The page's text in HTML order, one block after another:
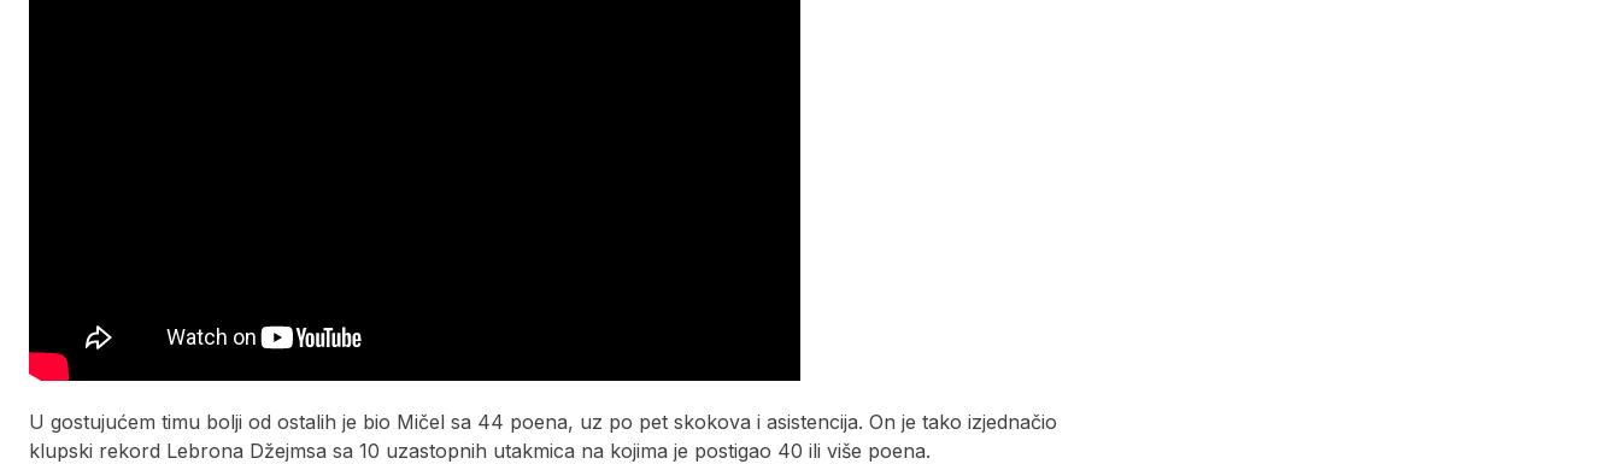
U gostujućem timu bolji od ostalih je bio Mičel sa 44 poena, uz po pet skokova i asistencija. On je tako izjednačio
klupski rekord Lebrona Džejmsa sa 10 uzastopnih utakmica na kojima je postigao 40 ili više poena.